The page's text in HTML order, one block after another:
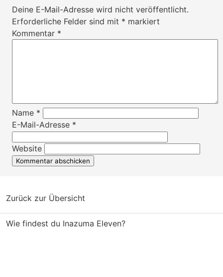
Deine E-Mail-Adresse wird nicht veröffentlicht.
Erforderliche Felder sind mit * markiert
Kommentar *
Name *
E-Mail-Adresse *
Website
Zurück zur Übersicht
Wie findest du Inazuma Eleven?